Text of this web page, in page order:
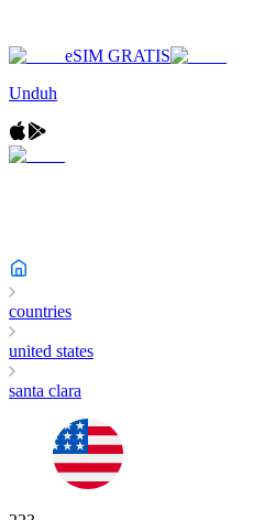
eSIM GRATIS
Unduh
countries
united states
santa clara